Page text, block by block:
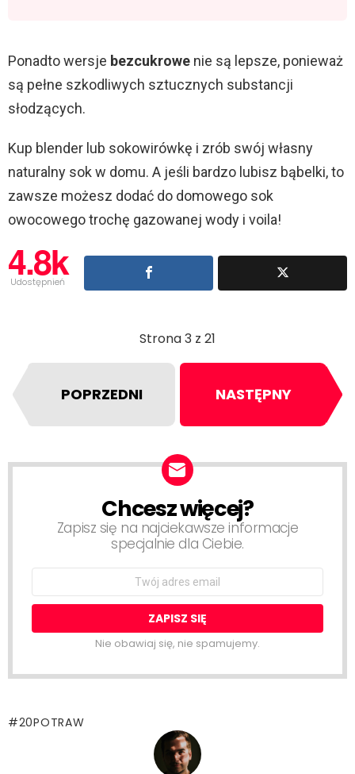
Ponadto wersje bezcukrowe nie są lepsze, ponieważ
są pełne szkodliwych sztucznych substancji
słodzących.
Kup blender lub sokowirówkę i zrób swój własny
naturalny sok w domu. A jeśli bardzo lubisz bąbelki, to
zawsze możesz dodać do domowego sok
owocowego trochę gazowanej wody i voila!
4.8k
Udostępnień
Strona 3 z 21
POPRZEDNI NASTĘPNY
NEWSLETTERChcesz więcej?
Zapisz się na najciekawsze informacje
specjalnie dla Ciebie.
Nie obawiaj się, nie spamujemy.
20POTRAW